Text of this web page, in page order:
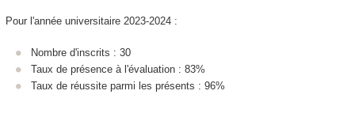
Pour l'année universitaire 2023-2024 :
Nombre d'inscrits : 30
Taux de présence à l'évaluation : 83%
Taux de réussite parmi les présents : 96%